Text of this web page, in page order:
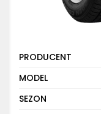
PRODUCENT
MODEL
SEZON